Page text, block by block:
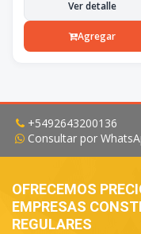
Ver detalle
Agregar
+5492643200136
Consultar por
OFRECEMOS
EMPRESAS
REGULARES